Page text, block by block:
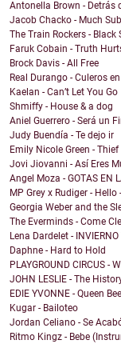
Antonella Brown - Detrás
Jacob Chacko - Much
The Train Rockers - Black
Faruk Cobain - Truth
Brock Davis - All Free
Real Durango - Culeros
Kaelan - Can’t Let You Go
Shmiffy - House & a dog
Aniel Guerrero - Será un
Judy Buendía - Te dejo ir
Emily Nicole Green - Thief
Jovi Jiovanni - Así Eres
Angel Moza - GOTAS EN
MP Grey x Rudiger - Hello
Georgia Weber and the
The Everminds - Come
Lena Dardelet - INVIERNO
Daphne - Hard to Hold
PLAYGROUND CIRCUS -
JOHN LESLIE - The
EDIE YVONNE - Queen Bee
Kugar - Bailoteo
Jordan Celiano - Se
Ritmo Kingz - Bebe